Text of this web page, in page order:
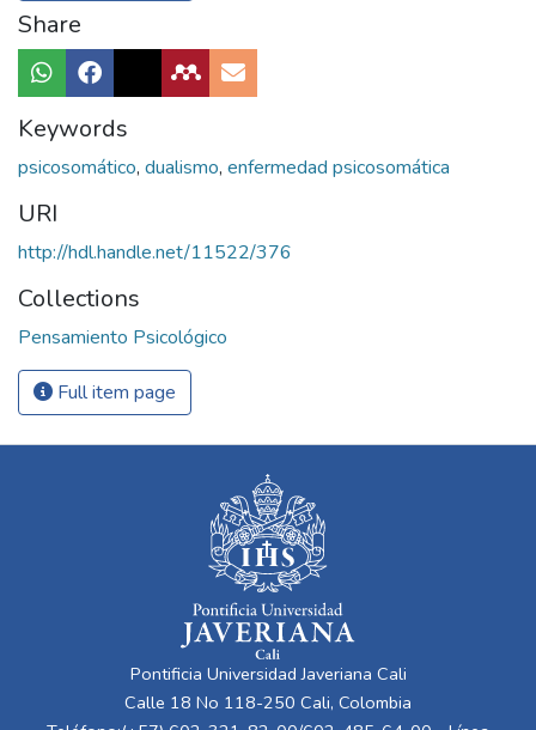
Share
Keywords
psicosomático, dualismo, enfermedad psicosomática
URI
http://hdl.handle.net/11522/376
Collections
Pensamiento Psicológico
Full item page
Pontificia Universidad Javeriana Cali
Calle 18 No 118-250 Cali, Colombia